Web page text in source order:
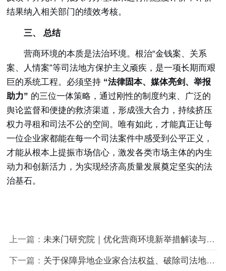
结果纳入相关部门的绩效考核。
三、 总结
营商环境的本质是法治环境。根治“金钱案、关系
案、人情案”等司法地方保护主义顽疾，是一项长期而艰
巨的系统工程。必须坚持 “法律固本、媒体亮剑、举报
助力” 的三位一体策略，通过刚性的制度约束、广泛的
舆论监督和便捷的救济渠道，形成强大合力，持续挤压
权力寻租和司法不公的空间。唯有如此，才能真正让每
一位企业家都能在每一个司法案件中感受到公平正义，
才能从根本上提振市场信心，激发各类市场主体的内生
动力和创新活力，为实现经济高质量发展奠定坚实的法
治基石。
上一篇： 未来门研究院｜优化营商环境新举措解读与企业应对策略
下一篇： 关于保障异地企业家合法权益、破除司法地方保护主义的分析与优化路径报告